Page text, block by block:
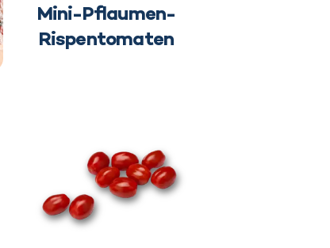
Mini-Pflaumen-
Rispentomaten